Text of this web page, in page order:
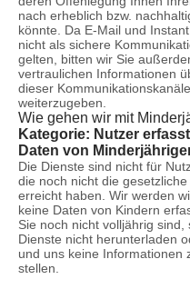
nach erheblich bzw.
könnte. Da E-Mail und
nicht als sichere
gelten, bitten wir Sie
vertraulichen Informationen
dieser Kommunikationskanäle
weiterzugeben.
Wie gehen wir mit
Kategorie: Nutzer
Daten von
Die Dienste sind nicht für
die noch nicht die
erreicht haben. Wir werden
keine Daten von Kindern
Sie noch nicht volljährig sind,
Dienste nicht herunterladen
und uns keine Informationen
stellen.